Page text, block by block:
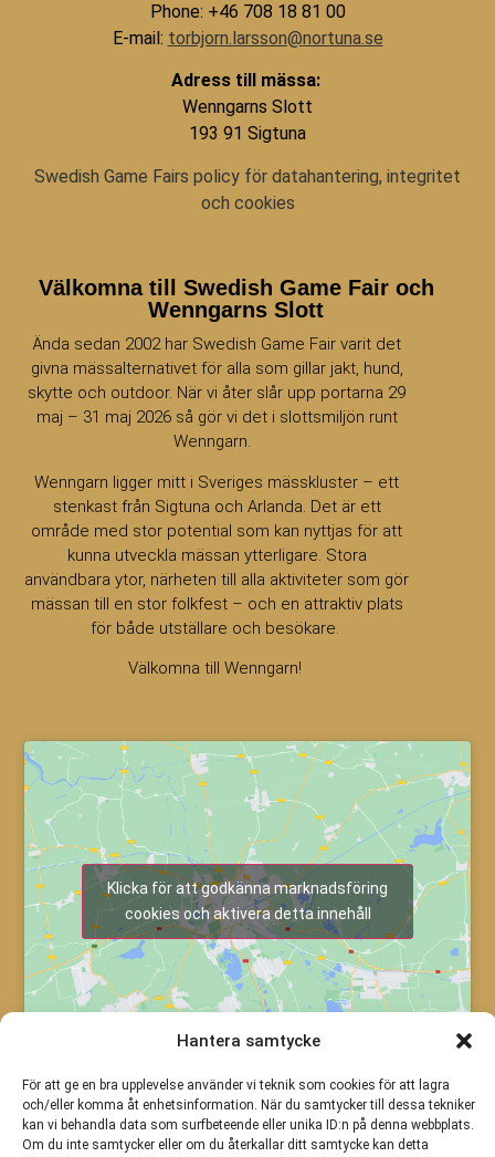
Hantera samtycke
För att ge en bra upplevelse använder vi teknik som cookies för att lagra
och/eller komma åt enhetsinformation. När du samtycker till dessa tekniker
kan vi behandla data som surfbeteende eller unika ID:n på denna webbplats.
Om du inte samtycker eller om du återkallar ditt samtycke kan detta
Phone: +46 708 18 81 00
E-mail: torbjorn.larsson@nortuna.se
Adress till mässa:
Wenngarns Slott
193 91 Sigtuna
Swedish Game Fairs policy för datahantering, integritet
och cookies
Välkomna till Swedish Game Fair och
Wenngarns Slott
Ända sedan 2002 har Swedish Game Fair varit det
givna mässalternativet för alla som gillar jakt, hund,
skytte och outdoor. När vi åter slår upp portarna 29
maj – 31 maj 2026 så gör vi det i slottsmiljön runt
Wenngarn.
Wenngarn ligger mitt i Sveriges mässkluster – ett
stenkast från Sigtuna och Arlanda. Det är ett
område med stor potential som kan nyttjas för att
kunna utveckla mässan ytterligare. Stora
användbara ytor, närheten till alla aktiviteter som gör
mässan till en stor folkfest – och en attraktiv plats
för både utställare och besökare.
Välkomna till Wenngarn!
Klicka för att godkänna marknadsföring
cookies och aktivera detta innehåll